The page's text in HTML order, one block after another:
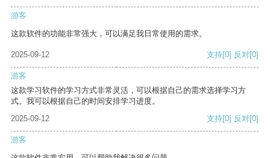
游客
这款软件的功能非常强大，可以满足我日常使用的需求。
2025-09-12 支持[0] 反对[0]
游客
这款学习软件的学习方式非常灵活，可以根据自己的需求选择学习方
式。我可以根据自己的时间安排学习进度。
2025-09-12
支持[0] 反对[0]
游客